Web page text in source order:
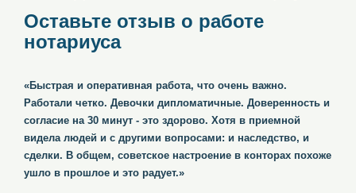
Оставьте отзыв о работе
нотариуса
«Быстрая и оперативная работа, что очень важно.
Работали четко. Девочки дипломатичные. Доверенность и
согласие на 30 минут - это здорово. Хотя в приемной
видела людей и с другими вопросами: и наследство, и
сделки. В общем, советское настроение в конторах похоже
ушло в прошлое и это радует.»